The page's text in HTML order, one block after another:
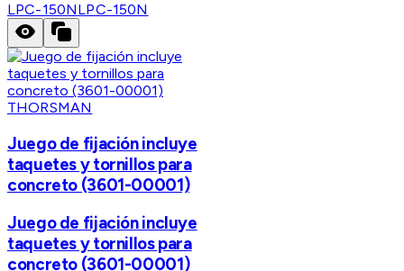
LPC-150NLPC-150N
THORSMAN
Juego de fijación incluye
taquetes y tornillos para
concreto (3601-00001)
Juego de fijación incluye
taquetes y tornillos para
concreto (3601-00001)